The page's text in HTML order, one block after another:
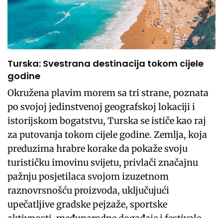
Turska: Svestrana destinacija tokom cijele
godine
Okružena plavim morem sa tri strane, poznata
po svojoj jedinstvenoj geografskoj lokaciji i
istorijskom bogatstvu, Turska se ističe kao raj
za putovanja tokom cijele godine. Zemlja, koja
preduzima hrabre korake da pokaže svoju
turističku imovinu svijetu, privlači značajnu
pažnju posjetilaca svojom izuzetnom
raznovrsnošću proizvoda, uključujući
upečatljive gradske pejzaže, sportske